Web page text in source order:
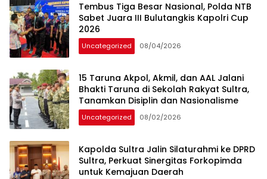
Tembus Tiga Besar Nasional, Polda NTB
Sabet Juara III Bulutangkis Kapolri Cup
2026
Uncategorized 08/04/2026
15 Taruna Akpol, Akmil, dan AAL Jalani
Bhakti Taruna di Sekolah Rakyat Sultra,
Tanamkan Disiplin dan Nasionalisme
Uncategorized 08/02/2026
Kapolda Sultra Jalin Silaturahmi ke DPRD
Sultra, Perkuat Sinergitas Forkopimda
untuk Kemajuan Daerah